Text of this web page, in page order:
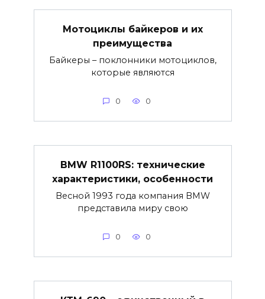
Мотоциклы байкеров и их
преимущества
Байкеры – поклонники мотоциклов,
которые являются
0 0
BMW R1100RS: технические
характеристики, особенности
Весной 1993 года компания BMW
представила миру свою
0 0